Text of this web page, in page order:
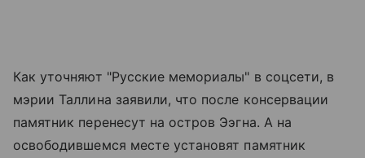
Как уточняют "Русские мемориалы" в соцсети, в
мэрии Таллина заявили, что после консервации
памятник перенесут на остров Ээгна. А на
освободившемся месте установят памятник